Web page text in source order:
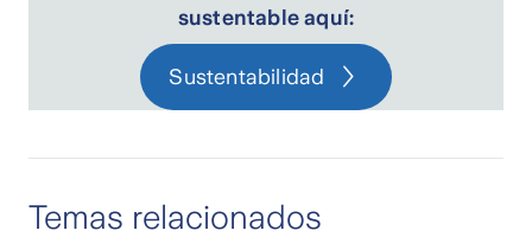
sustentable aquí:
Sustentabilidad
Temas relacionados